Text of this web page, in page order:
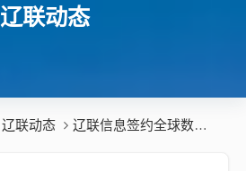
辽联动态
辽联动态 辽联信息签约全球数贸港项目